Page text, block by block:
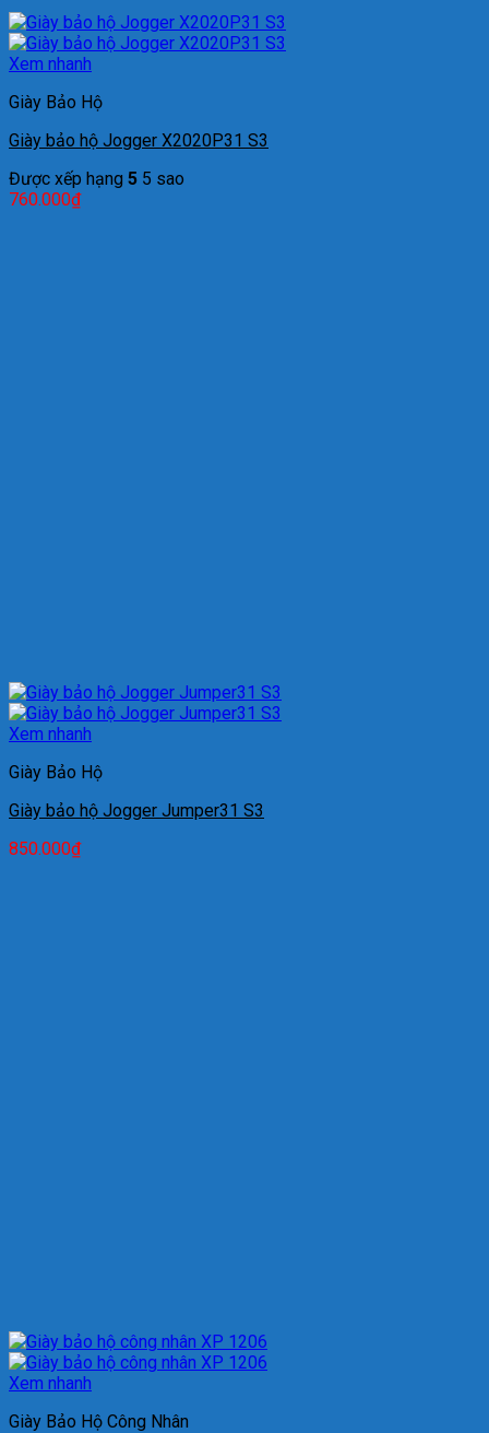
Xem nhanh
Giày Bảo Hộ
Giày bảo hộ Jogger X2020P31 S3
Được xếp hạng 5 5 sao
760.000₫
Xem nhanh
Giày Bảo Hộ
Giày bảo hộ Jogger Jumper31 S3
850.000₫
Xem nhanh
Giày Bảo Hộ Công Nhân